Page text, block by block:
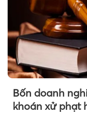
Bốn doanh
khoán xử phạt